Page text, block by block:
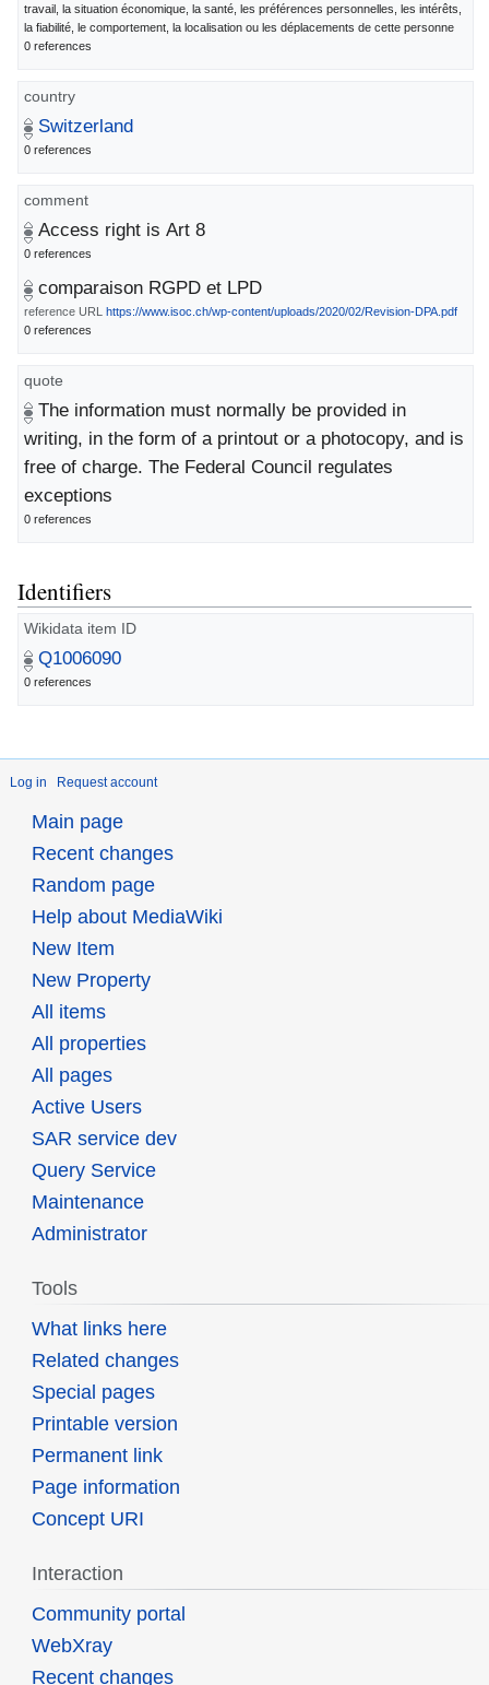
travail, la situation économique, la santé, les préférences personnelles, les intérêts,
la fiabilité, le comportement, la localisation ou les déplacements de cette personne
0 references
country
Switzerland
0 references
comment
Access right is Art 8
0 references
comparaison RGPD et LPD
reference URL https://www.isoc.ch/wp-content/uploads/2020/02/Revision-DPA.pdf
0 references
quote
The information must normally be provided in
writing, in the form of a printout or a photocopy, and is
free of charge. The Federal Council regulates
exceptions
0 references
Identifiers
Wikidata item ID
Q1006090
0 references
Log in Request account
Main page
Recent changes
Random page
Help about MediaWiki
New Item
New Property
All items
All properties
All pages
Active Users
SAR service dev
Query Service
Maintenance
Administrator
Tools
What links here
Related changes
Special pages
Printable version
Permanent link
Page information
Concept URI
Interaction
Community portal
WebXray
Recent changes